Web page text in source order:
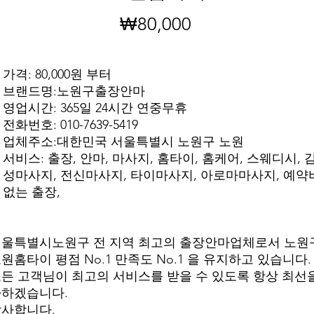
₩80,000가
가격: 80,000원 부터
브랜드명:노원구출장안마
영업시간: 365일 24시간 연중무휴
전화번호: 010-7639-5419
업체주소:대한민국 서울특별시 노원구 노원
서비스: 출장, 안마, 마사지, 홈타이, 홈케어, 스웨디시,
성마사지, 전신마사지, 타이마사지, 아로마마사지, 예약
없는 출장,
특별시노원구 전 지역 최고의 출장안마업체로서 노원
홈타이 평점 No.1 만족도 No.1 을 유지하고 있습니다.
고객님이 최고의 서비스를 받을 수 있도록 항상 최선
겠습니다.
합니다.